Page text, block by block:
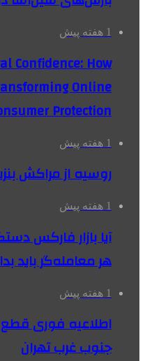
1 هفته پیش
Confidence: How
Online
Protection
1 هفته پیش
روسیه از مراکش
1 هفته پیش
آیا بازار فارکس
هر معامله‌گر باید
1 هفته پیش
اطلاعیه فوری قطع
جنوب غرب تهران